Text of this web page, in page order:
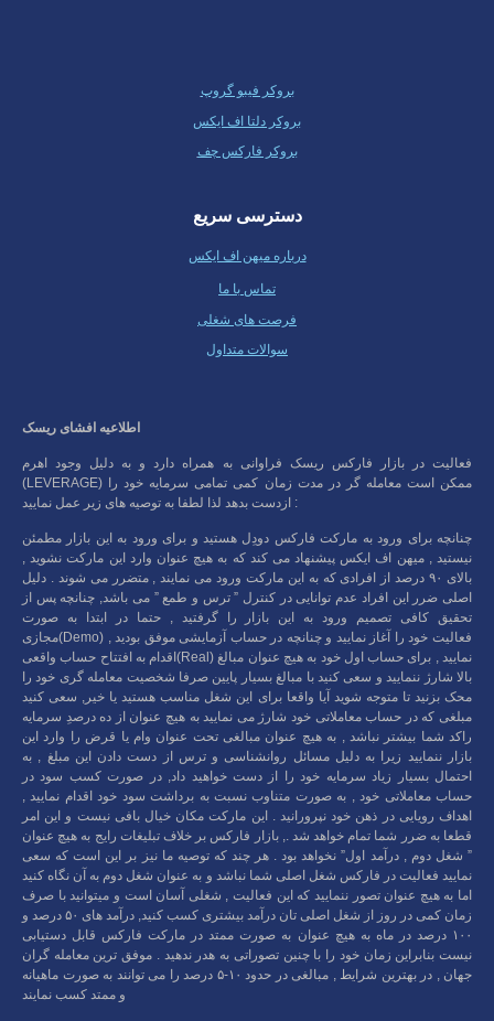
بروکر فیبو گروپ
بروکر دلتا اف ایکس
بروکر فارکس چف
دسترسی سریع
درباره میهن اف ایکس
تماس با ما
فرصت های شغلی
سوالات متداول
اطلاعیه افشای ریسک
فعالیت در بازار فارکس ریسک فراوانی به همراه دارد و به دلیل وجود اهرم
(LEVERAGE) ممکن است معامله گر در مدت زمان کمی تمامی سرمایه خود را
ازدست بدهد لذا لطفا به توصیه های زیر عمل نمایید :
چنانچه برای ورود به مارکت فارکس دودِل هستید و برای ورود به این بازار مطمئن
نیستید , میهن اف ایکس پیشنهاد می کند که به هیچ عنوان وارد این مارکت نشوید ,
بالای ۹۰ درصد از افرادی که به این مارکت ورود می نمایند , متضرر می شوند . دلیل
اصلی ضرر این افراد عدم توانایی در کنترل ” ترس و طمع ” می باشد, چنانچه پس از
تحقیق کافی تصمیم ورود به این بازار را گرفتید , حتما در ابتدا به صورت
مجازی(Demo) فعالیت خود را آغاز نمایید و چنانچه در حساب آزمایشی موفق بودید ,
اقدام به افتتاح حساب واقعی(Real) نمایید , برای حساب اول خود به هیچ عنوان مبالغ
بالا شارژ ننمایید و سعی کنید با مبالغ بسیار پایین صرفا شخصیت معامله گری خود را
محک بزنید تا متوجه شوید آیا واقعا برای این شغل مناسب هستید یا خیر, سعی کنید
مبلغی که در حساب معاملاتی خود شارژ می نمایید به هیچ عنوان از ده درصدِ سرمایه
راکد شما بیشتر نباشد , به هیچ عنوان مبالغی تحت عنوان وام یا قرض را وارد این
بازار ننمایید زیرا به دلیل مسائل روانشناسی و ترس از دست دادن این مبلغ , به
احتمال بسیار زیاد سرمایه خود را از دست خواهید داد, در صورت کسب سود در
حساب معاملاتی خود , به صورت متناوب نسبت به برداشت سود خود اقدام نمایید ,
اهداف رویایی در ذهن خود نپرورانید . این مارکت مکان خیال بافی نیست و این امر
قطعا به ضرر شما تمام خواهد شد ., بازار فارکس بر خلاف تبلیغات رایج به هیچ عنوان
” شغل دوم , درآمد اول” نخواهد بود . هر چند که توصیه ما نیز بر این است که سعی
نمایید فعالیت در فارکس شغل اصلی شما نباشد و به عنوان شغل دوم به آن نگاه کنید
اما به هیچ عنوان تصور ننمایید که این فعالیت , شغلی آسان است و میتوانید با صرف
زمان کمی در روز از شغل اصلی تان درآمد بیشتری کسب کنید, درآمد های ۵۰ درصد و
۱۰۰ درصد در ماه به هیچ عنوان به صورت ممتد در مارکت فارکس قابل دستیابی
نیست بنابراین زمان خود را با چنین تصوراتی به هدر ندهید . موفق ترین معامله گران
جهان , در بهترین شرایط , مبالغی در حدود ۱۰-۵ درصد را می توانند به صورت ماهیانه
و ممتد کسب نمایند